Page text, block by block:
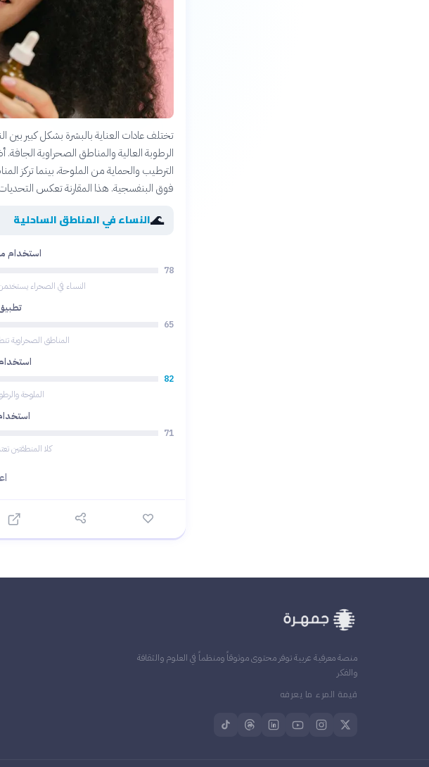
تختلف عادات العناية بالبشرة بشكل كبير بين
الرطوبة العالية والمناطق الصحراوية
الترطيب والحماية من الملوحة، بينما تركز
فوق البنفسجية. هذا المقارنة تعكس
🌊النساء في المناطق الساحلية
استخدام
78
النساء في الصحراء
65
المناطق الصحراوية
82
الملوحة
71
كلا المنطقتين
منصة معرفية عربية توفر محتوى موثوقاً ومنظماً في العلوم والثقافة
والفكر
قيمة المرء ما يعرفه